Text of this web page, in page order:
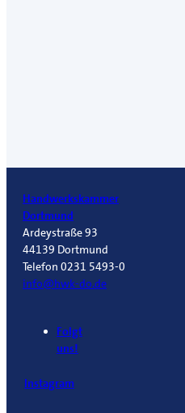
Handwerkskammer
Dortmund
Ardeystraße 93
44139 Dortmund
Telefon 0231 5493-0
info@hwk-do.de
Folgt
uns!
Instagram